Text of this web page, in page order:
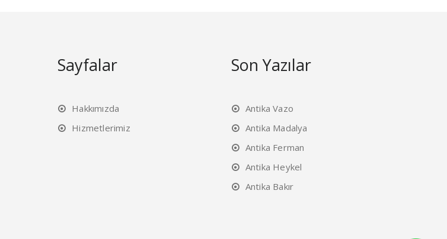
Sayfalar
Hakkımızda
Hizmetlerimiz
Son Yazılar
Antika Vazo
Antika Madalya
Antika Ferman
Antika Heykel
Antika Bakır